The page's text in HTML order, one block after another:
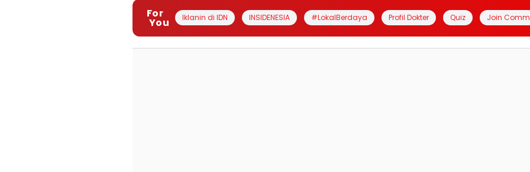
For
You Iklanin di IDN INSIDENESIA #LokalBerdaya Profil Dokter Quiz Join